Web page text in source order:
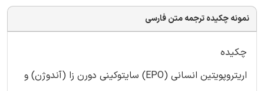
نمونه چکیده ترجمه متن فارسی
چکیده
اریتروپویتین انسانی (EPO) سایتوکینی دورن زا (آندوژن) و